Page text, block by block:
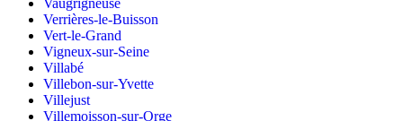
Verrières-le-Buisson
Vert-le-Grand
Vigneux-sur-Seine
Villabé
Villebon-sur-Yvette
Villejust
Villemoisson-sur-Orge